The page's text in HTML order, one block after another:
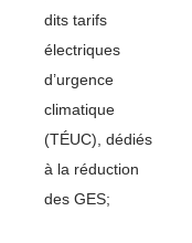
dits tarifs
électriques
d’urgence
climatique
(TÉUC), dédiés
à la réduction
des GES;